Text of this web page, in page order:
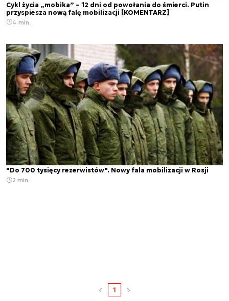
Cykl życia „mobika” – 12 dni od powołania do śmierci. Putin
przyspiesza nową falę mobilizacji [KOMENTARZ]
4 min.
"Do 700 tysięcy rezerwistów". Nowy fala mobilizacji w Rosji
2 min.
1